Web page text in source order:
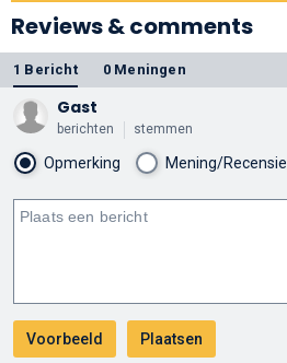
Reviews & comments
1 Bericht 0 Meningen
Gast
berichten stemmen
Opmerking Mening/Recensie